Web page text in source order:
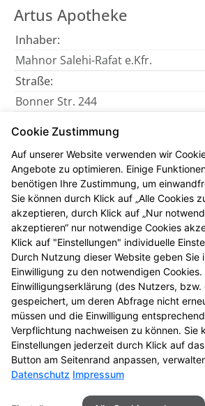
Artus Apotheke
Inhaber:
Mahnor Salehi-Rafat e.Kfr.
Straße:
Bonner Str. 244
Telefon:
+49 (221) 382014
Fax:
+49 (221) 2807796
E-Mail:
info@artus-apo-koeln.de
Öffnungszeiten
Mo - Fr: 08:00-18:30
Sa: 09:00-13:30
Seitenübersicht Kontakt
Cookie Zustimmung
Auf unserer Website verwenden wir
Angebote zu optimieren. Einige
benötigen Ihre Zustimmung, um
Sie können durch Klick auf „Alle Cookies
akzeptieren, durch Klick auf „Nur
akzeptieren“ nur notwendige Cookies
Klick auf "Einstellungen" individuelle
Durch Nutzung dieser Website geben Sie
Einwilligung zu den notwendigen Cookies.
Einwilligungserklärung (des Nutzers, bzw.
gespeichert, um deren Abfrage nicht
müssen und die Einwilligung
Verpflichtung nachweisen zu können. Sie
Einstellungen jederzeit durch Klick auf
Button am Seitenrand anpassen,
Datenschutz Impressum